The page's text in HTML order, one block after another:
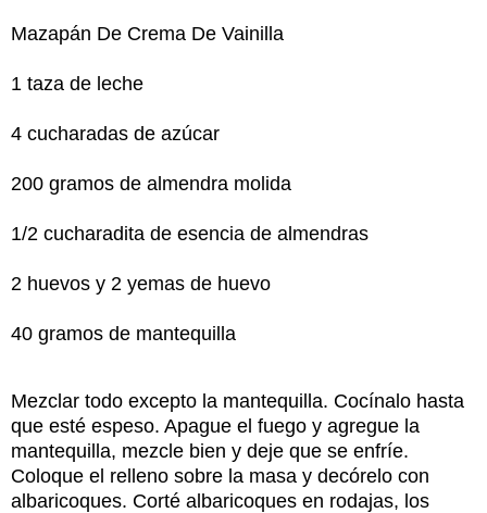
Mazapán De Crema De Vainilla
1 taza de leche
4 cucharadas de azúcar
200 gramos de almendra molida
1/2 cucharadita de esencia de almendras
2 huevos y 2 yemas de huevo
40 gramos de mantequilla
Mezclar todo excepto la mantequilla. Cocínalo hasta
que esté espeso. Apague el fuego y agregue la
mantequilla, mezcle bien y deje que se enfríe.
Coloque el relleno sobre la masa y decórelo con
albaricoques. Corté albaricoques en rodajas, los